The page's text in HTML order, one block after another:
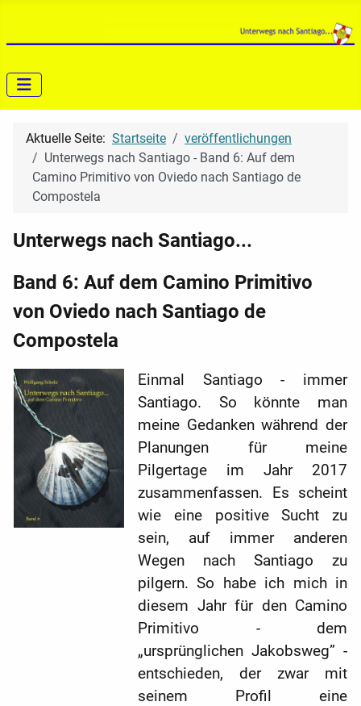
Aktuelle Seite: Startseite
veröffentlichungen
Unterwegs nach Santiago - Band 6: Auf dem
Camino Primitivo von Oviedo nach Santiago de
Compostela
Unterwegs nach Santiago...
Band 6: Auf dem Camino Primitivo
von Oviedo nach Santiago de
Compostela
Einmal Santiago - immer
Santiago. So könnte man
meine Gedanken während der
Planungen für meine
Pilgertage im Jahr 2017
zusammenfassen. Es scheint
wie eine positive Sucht zu
sein, auf immer anderen
Wegen nach Santiago zu
pilgern. So habe ich mich in
diesem Jahr für den Camino
Primitivo - dem
„ursprünglichen Jakobsweg” -
entschieden, der zwar mit
seinem Profil eine